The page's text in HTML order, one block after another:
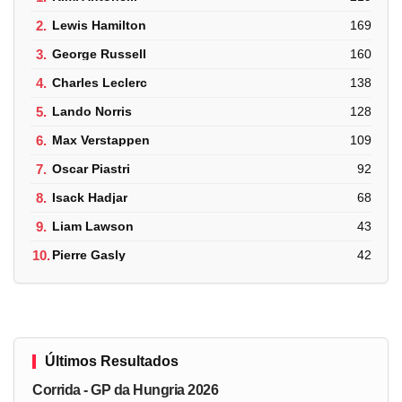
2. Lewis Hamilton 169
3. George Russell 160
4. Charles Leclerc 138
5. Lando Norris 128
6. Max Verstappen 109
7. Oscar Piastri 92
8. Isack Hadjar 68
9. Liam Lawson 43
10.Pierre Gasly 42
Últimos Resultados
Corrida - GP da Hungria 2026